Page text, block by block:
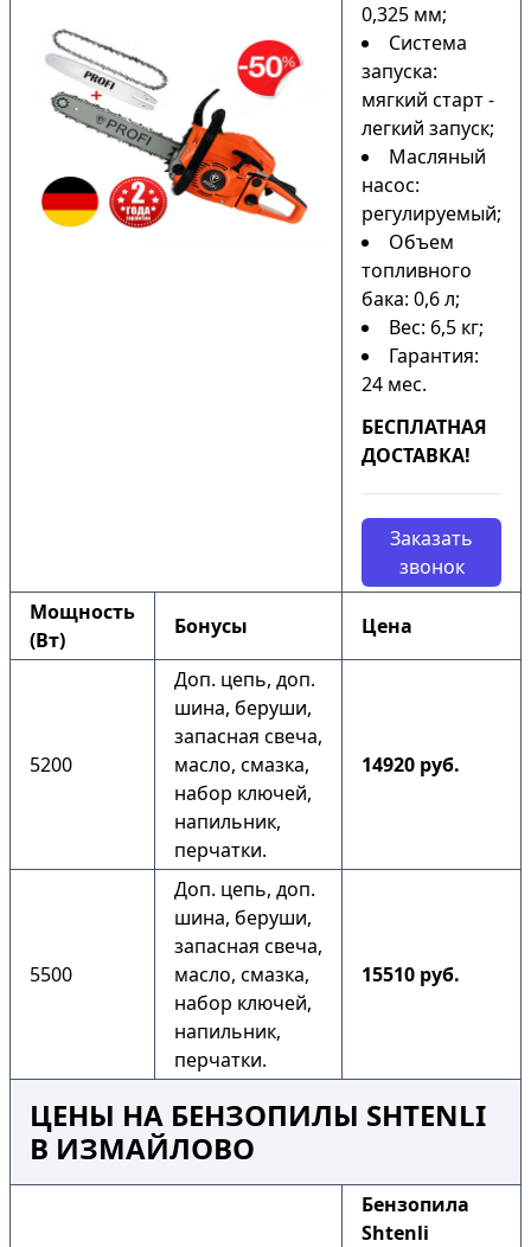
0,325 мм;
Система
запуска:
мягкий старт -
легкий запуск;
Масляный
насос:
регулируемый;
Объем
топливного
бака: 0,6 л;
Вес: 6,5 кг;
Гарантия:
24 мес.
БЕСПЛАТНАЯ
ДОСТАВКА!
Заказать
звонок
Мощность
(Вт)
Бонусы Цена
5200
Доп. цепь, доп.
шина, беруши,
запасная свеча,
масло, смазка,
набор ключей,
напильник,
перчатки.
14920 руб.
5500
Доп. цепь, доп.
шина, беруши,
запасная свеча,
масло, смазка,
набор ключей,
напильник,
перчатки.
15510 руб.
ЦЕНЫ НА БЕНЗОПИЛЫ SHTENLI
В ИЗМАЙЛОВО
Бензопила
Shtenli